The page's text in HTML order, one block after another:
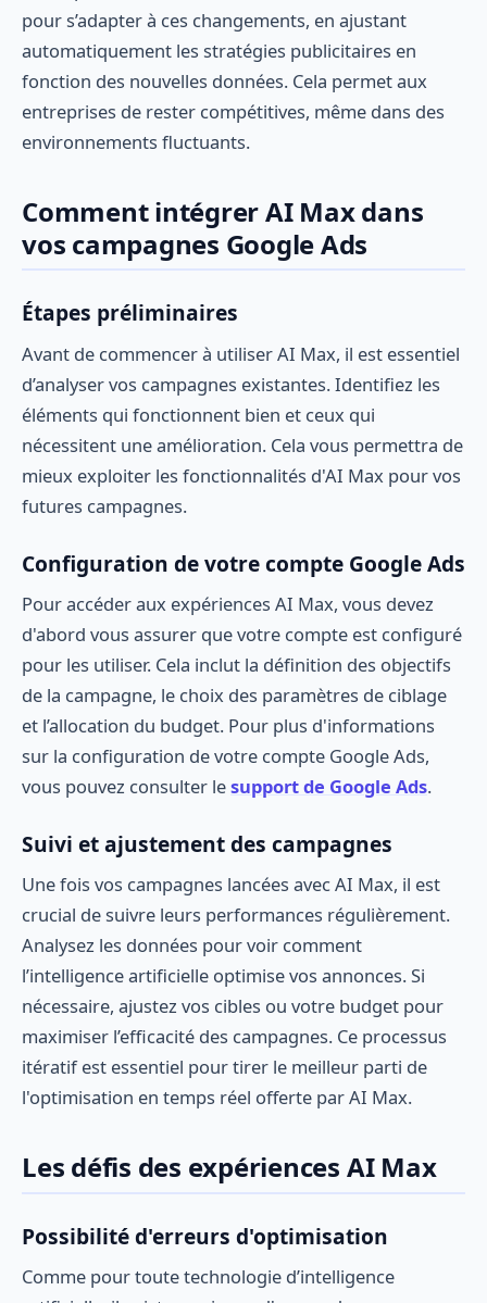
pour s’adapter à ces changements, en ajustant
automatiquement les stratégies publicitaires en
fonction des nouvelles données. Cela permet aux
entreprises de rester compétitives, même dans des
environnements fluctuants.
Comment intégrer AI Max dans
vos campagnes Google Ads
Étapes préliminaires
Avant de commencer à utiliser AI Max, il est essentiel
d’analyser vos campagnes existantes. Identifiez les
éléments qui fonctionnent bien et ceux qui
nécessitent une amélioration. Cela vous permettra de
mieux exploiter les fonctionnalités d'AI Max pour vos
futures campagnes.
Configuration de votre compte Google Ads
Pour accéder aux expériences AI Max, vous devez
d'abord vous assurer que votre compte est configuré
pour les utiliser. Cela inclut la définition des objectifs
de la campagne, le choix des paramètres de ciblage
et l’allocation du budget. Pour plus d'informations
sur la configuration de votre compte Google Ads,
vous pouvez consulter lesupport de Google Ads.
Suivi et ajustement des campagnes
Une fois vos campagnes lancées avec AI Max, il est
crucial de suivre leurs performances régulièrement.
Analysez les données pour voir comment
l’intelligence artificielle optimise vos annonces. Si
nécessaire, ajustez vos cibles ou votre budget pour
maximiser l’efficacité des campagnes. Ce processus
itératif est essentiel pour tirer le meilleur parti de
l'optimisation en temps réel offerte par AI Max.
Les défis des expériences AI Max
Possibilité d'erreurs d'optimisation
Comme pour toute technologie d’intelligence